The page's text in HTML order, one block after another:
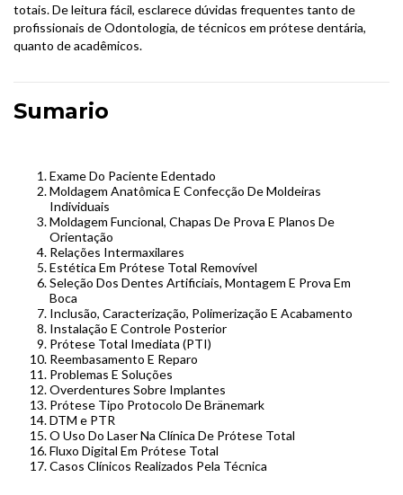
totais. De leitura fácil, esclarece dúvidas frequentes tanto de
profissionais de Odontologia, de técnicos em prótese dentária,
quanto de acadêmicos.
Sumario
Exame Do Paciente Edentado
Moldagem Anatômica E Confecção De Moldeiras
Individuais
Moldagem Funcional, Chapas De Prova E Planos De
Orientação
Relações Intermaxilares
Estética Em Prótese Total Removível
Seleção Dos Dentes Artificiais, Montagem E Prova Em
Boca
Inclusão, Caracterização, Polimerização E Acabamento
Instalação E Controle Posterior
Prótese Total Imediata (PTI)
Reembasamento E Reparo
Problemas E Soluções
Overdentures Sobre Implantes
Prótese Tipo Protocolo De Bränemark
DTM e PTR
O Uso Do Laser Na Clínica De Prótese Total
Fluxo Digital Em Prótese Total
Casos Clínicos Realizados Pela Técnica